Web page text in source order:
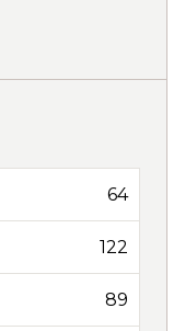
64
122
89